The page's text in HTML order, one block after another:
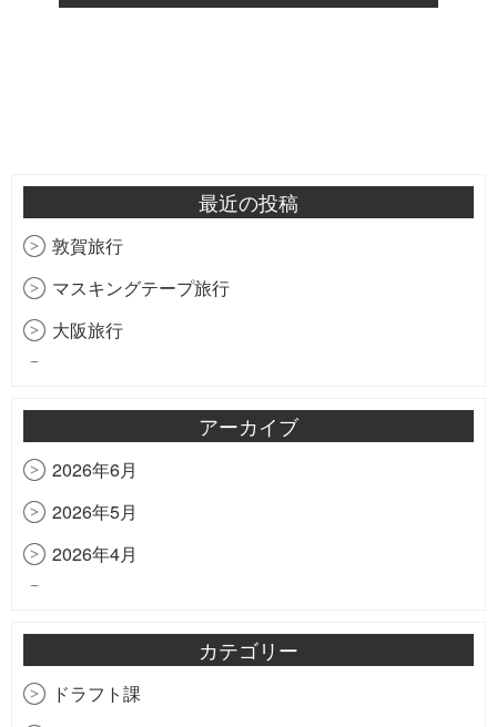
最近の投稿
敦賀旅行
マスキングテープ旅行
大阪旅行
祝！創立20周年
匠心会
香港ディズニーランド
アーカイブ
2026年6月
2026年5月
2026年4月
2026年2月
2025年11月
カテゴリー
ドラフト課